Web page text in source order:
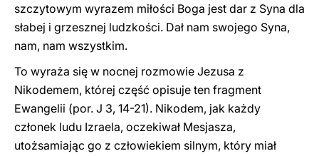
szczytowym wyrazem miłości Boga jest dar z Syna dla
słabej i grzesznej ludzkości. Dał nam swojego Syna,
nam, nam wszystkim.
To wyraża się w nocnej rozmowie Jezusa z
Nikodemem, której część opisuje ten fragment
Ewangelii (por. J 3, 14-21). Nikodem, jak każdy
członek ludu Izraela, oczekiwał Mesjasza,
utożsamiając go z człowiekiem silnym, który miał